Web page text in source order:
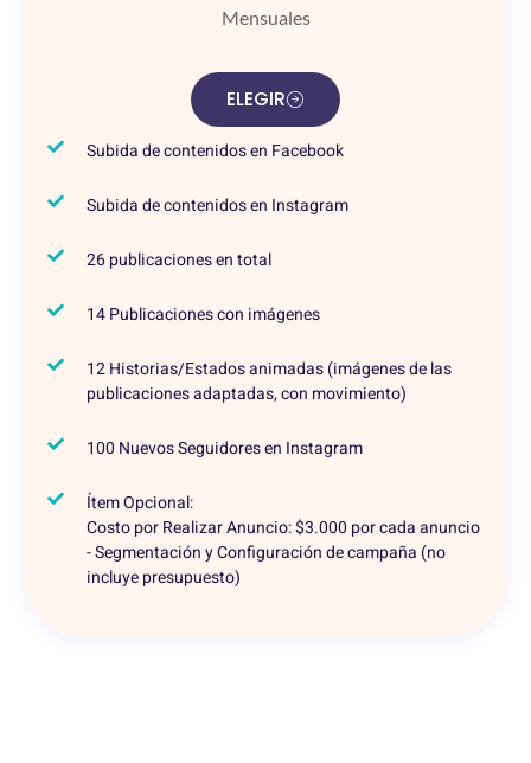
Mensuales
ELEGIR
Subida de contenidos en Facebook
Subida de contenidos en Instagram
26 publicaciones en total
14 Publicaciones con imágenes
12 Historias/Estados animadas (imágenes de las
publicaciones adaptadas, con movimiento)
100 Nuevos Seguidores en Instagram
Ítem Opcional:
Costo por Realizar Anuncio: $3.000 por cada anuncio
- Segmentación y Configuración de campaña (no
incluye presupuesto)